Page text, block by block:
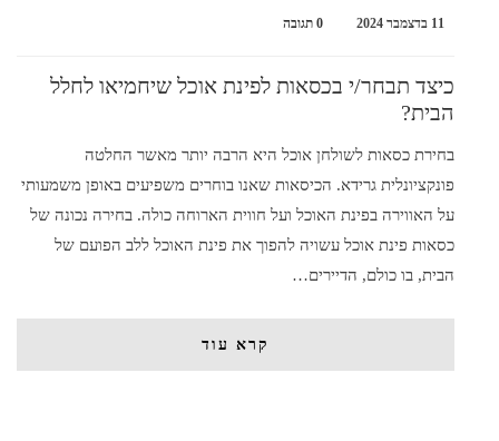
11 בדצמבר 2024 0 תגובה
כיצד תבחר/י בכסאות לפינת אוכל שיחמיאו לחלל
הבית?
בחירת כסאות לשולחן אוכל היא הרבה יותר מאשר החלטה
פונקציונלית גרידא. הכיסאות שאנו בוחרים משפיעים באופן משמעותי
על האווירה בפינת האוכל ועל חווית הארוחה כולה. בחירה נכונה של
כסאות פינת אוכל עשויה להפוך את פינת האוכל ללב הפועם של
הבית, בו כולם, הדיירים…
קרא עוד